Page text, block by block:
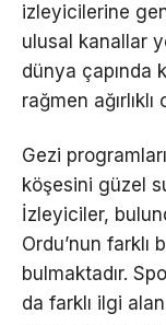
izleyicilerine
ulusal kanallar
dünya çapında
rağmen
Gezi
köşesini güzel
İzleyiciler,
Ordu’nun farklı
bulmaktadır.
da farklı ilgi